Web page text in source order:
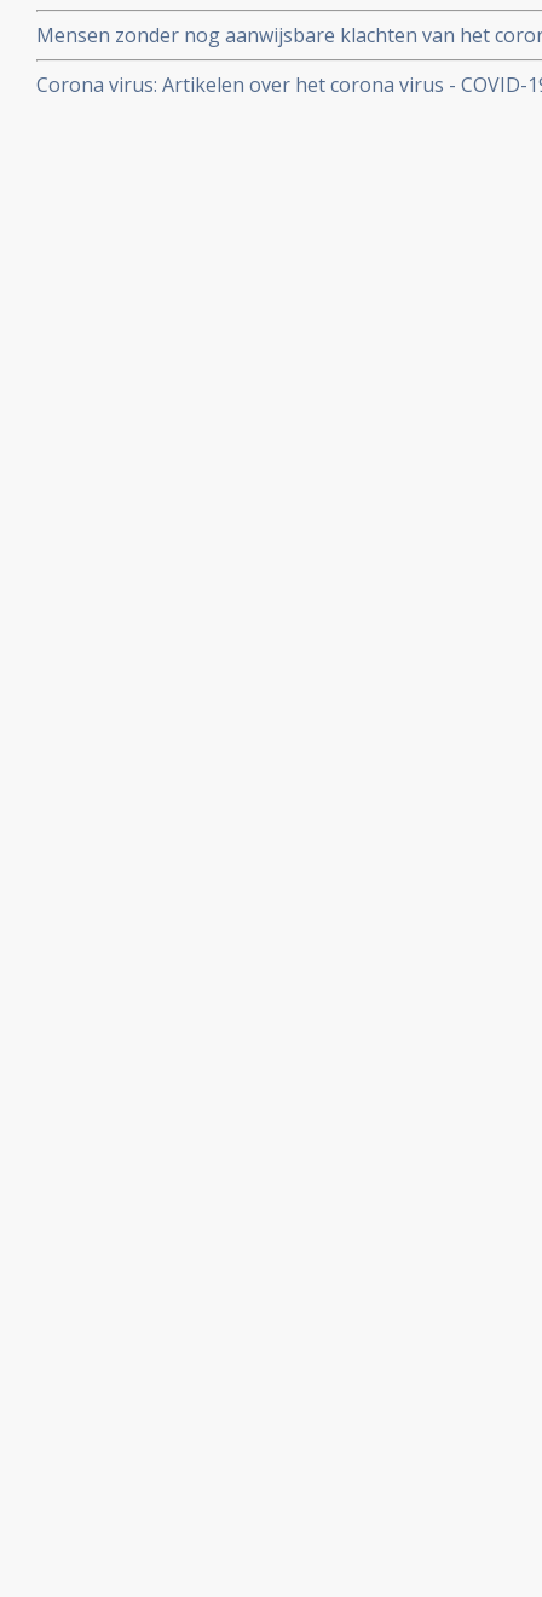
Mensen zonder nog aanwijsbare klachten van het
besmet blijken het corona virus ook en zelfs nog
dan mensen met al wel aanwijsbare klachten
Corona virus: Artikelen over het corona virus - COVID-